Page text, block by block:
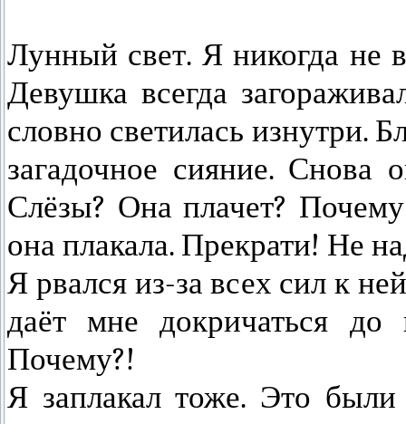
Лунный свет. Я никогда не
Девушка всегда
словно светилась изнутри.
загадочное сияние. Снова
Слёзы? Она плачет?
она плакала. Прекрати! Не
Я рвался из-за всех сил к
даёт мне докричаться
Почему?!
Я заплакал тоже. Это были